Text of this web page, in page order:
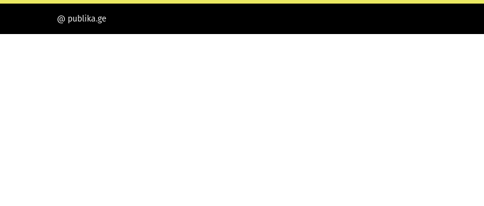
@ publika.ge